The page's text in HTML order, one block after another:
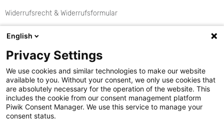
Widerrufsrecht & Widerrufsformular
Rückgabe
Aktionen
Kontakt
Cookie Einstellungen
Vertrag widerrufen
English
Privacy Settings
We use cookies and similar technologies to make our website
available to you. Without your consent, we only use cookies that
are absolutely necessary for the operation of the website. This
includes the cookie from our consent management platform
Piwik Consent Manager. We use this service to manage your
consent status.